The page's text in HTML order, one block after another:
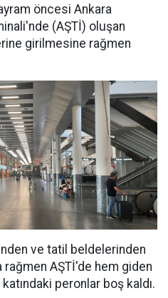
öncesi Ankara
(AŞTİ) oluşan
girilmesine rağmen
ve tatil beldelerinden
AŞTİ'de hem giden
peronlar boş kaldı.